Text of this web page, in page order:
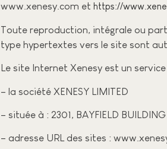
www.xenesy.com et https://
Toute reproduction, intégrale ou
type hypertextes vers le site sont
Le site Internet Xenesy est un service
– la société XENESY LIMITED
– située à : 2301, BAYFIELD
– adresse URL des sites :